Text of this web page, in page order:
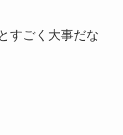
すごく大事だな